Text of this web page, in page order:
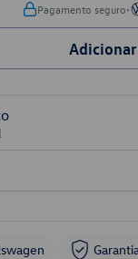
Pagamento seguro•